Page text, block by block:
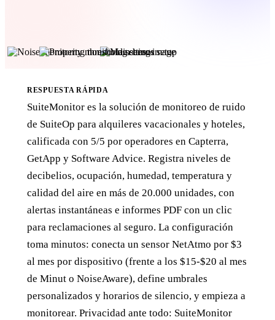
RESPUESTA RÁPIDA
SuiteMonitor es la solución de monitoreo de ruido
de SuiteOp para alquileres vacacionales y hoteles,
calificada con 5/5 por operadores en Capterra,
GetApp y Software Advice. Registra niveles de
decibelios, ocupación, humedad, temperatura y
calidad del aire en más de 20.000 unidades, con
alertas instantáneas e informes PDF con un clic
para reclamaciones al seguro. La configuración
toma minutos: conecta un sensor NetAtmo por $3
al mes por dispositivo (frente a los $15-$20 al mes
de Minut o NoiseAware), define umbrales
personalizados y horarios de silencio, y empieza a
monitorear. Privacidad ante todo: SuiteMonitor